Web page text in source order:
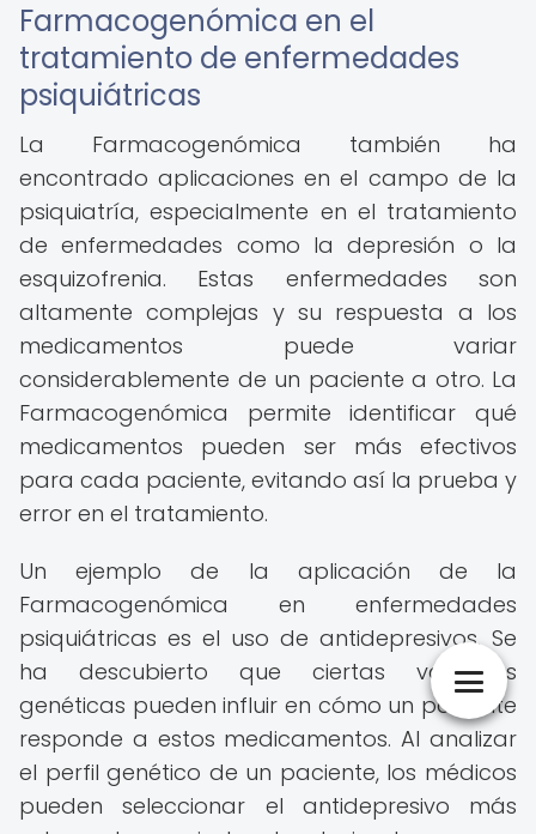
Farmacogenómica en el
tratamiento de enfermedades
psiquiátricas
La Farmacogenómica también ha
encontrado aplicaciones en el campo de la
psiquiatría, especialmente en el tratamiento
de enfermedades como la depresión o la
esquizofrenia. Estas enfermedades son
altamente complejas y su respuesta a los
medicamentos puede variar
considerablemente de un paciente a otro. La
Farmacogenómica permite identificar qué
medicamentos pueden ser más efectivos
para cada paciente, evitando así la prueba y
error en el tratamiento.
Un ejemplo de la aplicación de la
Farmacogenómica en enfermedades
psiquiátricas es el uso de antidepresivos. Se
ha descubierto que ciertas variantes
genéticas pueden influir en cómo un paciente
responde a estos medicamentos. Al analizar
el perfil genético de un paciente, los médicos
pueden seleccionar el antidepresivo más